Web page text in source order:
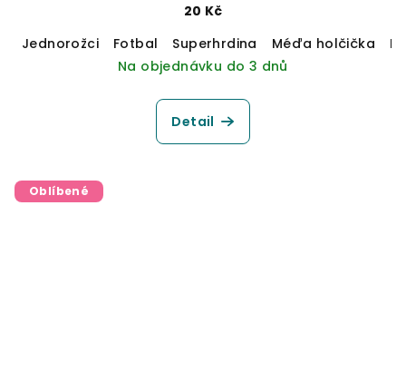
20 Kč
Jednorožci
Fotbal Superhrdina Méďa holčička
Na objednávku do 3 dnů
Detail
Oblíbené